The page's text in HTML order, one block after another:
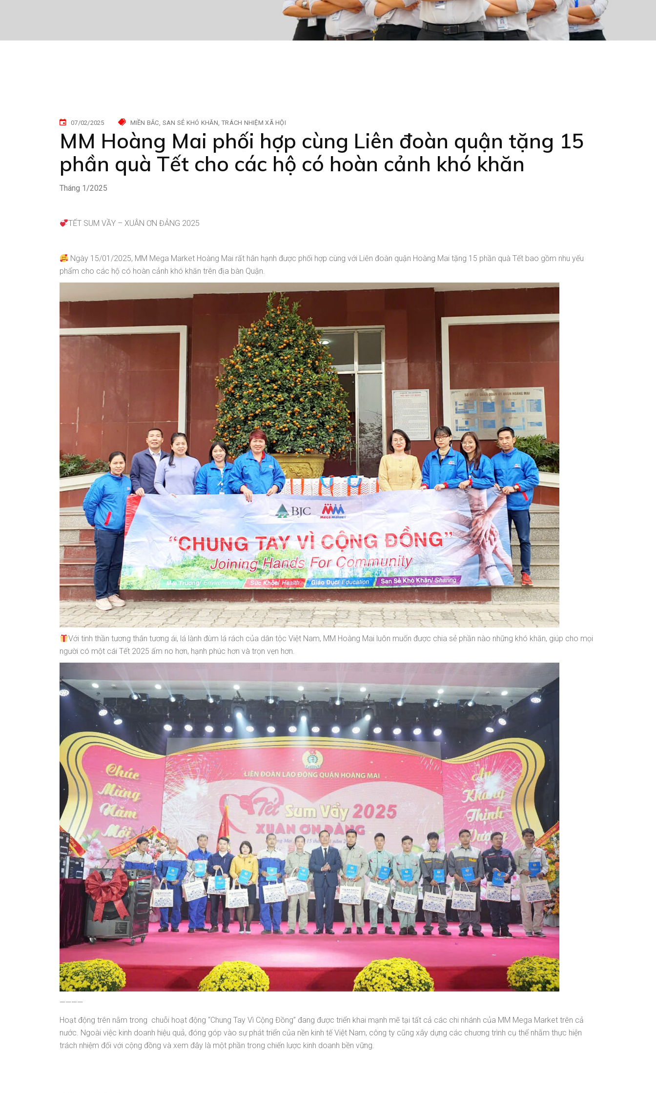
07/02/2025 MIỀN BẮC SAN SẺ KHÓ KHĂN TRÁCH NHIỆM XÃ HỘI
MM Hoàng Mai phối hợp cùng Liên đoàn quận tặng 15
phần quà Tết cho các hộ có hoàn cảnh khó khăn
Tháng 1/2025
TẾT SUM VẦY – XUÂN ƠN ĐẢNG 2025
Ngày 15/01/2025, MM Mega Market Hoàng Mai rất hân hạnh được phối hợp cùng với Liên đoàn quận Hoàng Mai tặng 15 phần quà Tết bao gồm nhu yếu
phẩm cho các hộ có hoàn cảnh khó khăn trên địa bàn Quận.
Với tinh thần tương thân tương ái, lá lành đùm lá rách của dân tộc Việt Nam, MM Hoàng Mai luôn muốn được chia sẻ phần nào những khó khăn, giúp cho mọi
người có một cái Tết 2025 ấm no hơn, hạnh phúc hơn và trọn vẹn hơn.
————
Hoạt động trên nằm trong chuỗi hoạt động “Chung Tay Vì Cộng Đồng” đang được triển khai mạnh mẽ tại tất cả các chi nhánh của MM Mega Market trên cả
nước. Ngoài việc kinh doanh hiệu quả, đóng góp vào sự phát triển của nền kinh tế Việt Nam, công ty cũng xây dựng các chương trình cụ thể nhằm thực hiện
trách nhiệm đối với cộng đồng và xem đây là một phần trong chiến lược kinh doanh bền vững.